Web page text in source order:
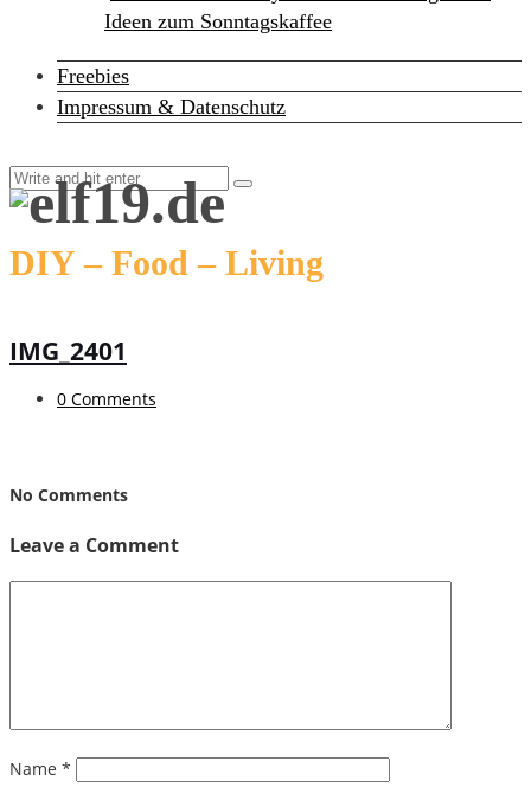
Ideen zum Sonntagskaffee
Freebies
Impressum & Datenschutz
DIY – Food – Living
IMG_2401
0 Comments
No Comments
Leave a Comment
Name *